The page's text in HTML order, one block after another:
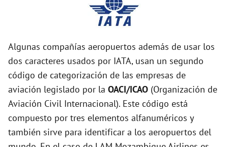
Algunas compañías aeropuertos además de usar los
dos caracteres usados por IATA, usan un segundo
código de categorización de las empresas de
aviación legislado por la OACI/ICAO (Organización de
Aviación Civil Internacional). Este código está
compuesto por tres elementos alfanuméricos y
también sirve para identificar a los aeropuertos del